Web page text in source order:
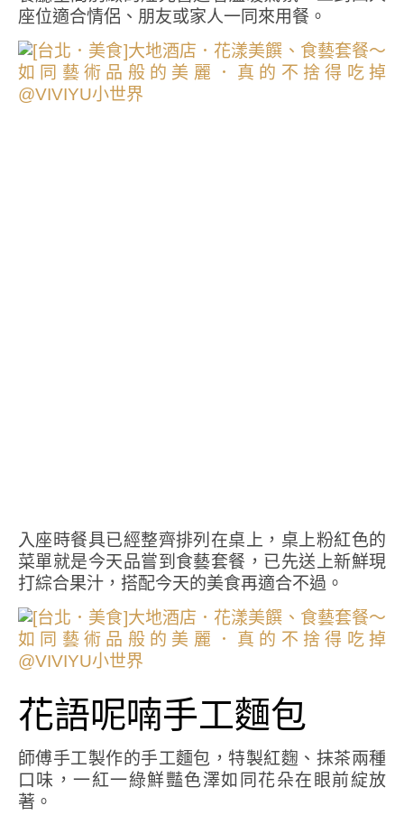
座位適合情侶、朋友或家人一同來用餐。
入座時餐具已經整齊排列在桌上，桌上粉紅色的
菜單就是今天品嘗到食藝套餐，已先送上新鮮現
打綜合果汁，搭配今天的美食再適合不過。
花語呢喃手工麵包
師傅手工製作的手工麵包，特製紅麴、抹茶兩種
口味，一紅一綠鮮豔色澤如同花朵在眼前綻放
著。